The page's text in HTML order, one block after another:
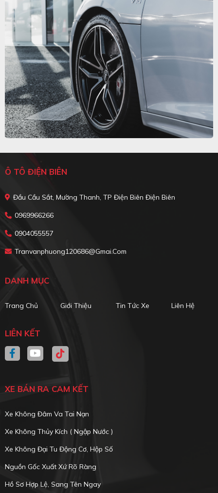
Ô TÔ ĐIỆN BIÊN
Đầu Cầu Sắt, Mường Thanh, TP Điện Biên Điện Biên
0969966266
0904055557
Tranvanphuong120686@gmai.com
DANH MỤC
Trang Chủ Giới Thiệu Tin Tức Xe Liên Hệ
LIÊN KẾT
XE BÁN RA CAM KẾT
Xe Không Đâm Va Tai Nạn
Xe Không Thủy Kích ( Ngập Nước )
Xe Không Đại Tu Động Cơ, Hộp Số
Nguồn Gốc Xuất Xứ Rõ Ràng
Hồ Sơ Hợp Lệ, Sang Tên Ngay